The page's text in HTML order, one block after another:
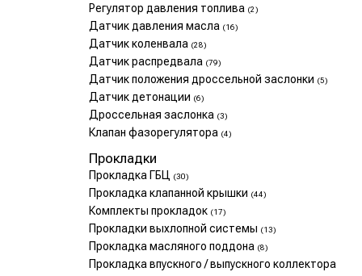
Регулятор давления топлива (2)
Датчик давления масла (16)
Датчик коленвала (28)
Датчик распредвала (79)
Датчик положения дроссельной заслонки (5)
Датчик детонации (6)
Дроссельная заслонка (3)
Клапан фазорегулятора (4)
Прокладки
Прокладка ГБЦ (30)
Прокладка клапанной крышки (44)
Комплекты прокладок (17)
Прокладки выхлопной системы (13)
Прокладка масляного поддона (8)
Прокладка впускного / выпускного коллектора